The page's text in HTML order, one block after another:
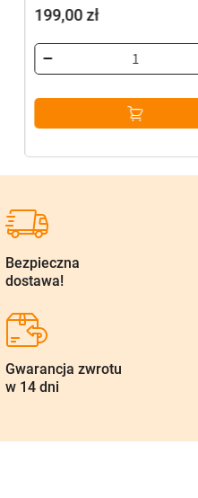
199,00zł
Bezpieczna
dostawa!
Gwarancja zwrotu
w 14 dni